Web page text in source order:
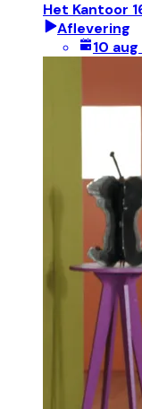
Het Kantoor
Aflevering
10